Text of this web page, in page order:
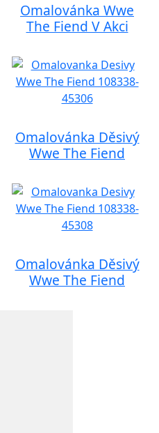
Omalovánka Wwe
The Fiend V Akci
Omalovánka Děsivý
Wwe The Fiend
Omalovánka Děsivý
Wwe The Fiend